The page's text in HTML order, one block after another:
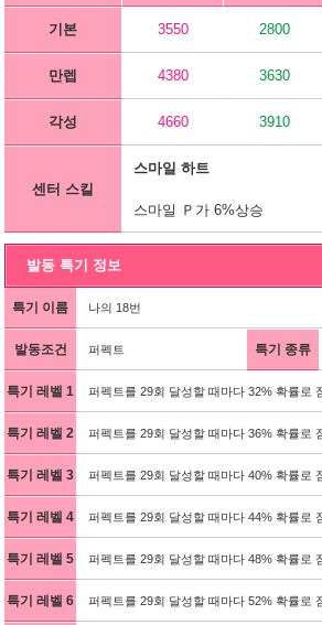
기본 3550 2800
만렙 4380 3630
각성 4660 3910
센터 스킬
스마일 하트
스마일 Ｐ가 6%상승
발동 특기 정보
특기 이름 나의 18번
발동조건 퍼펙트 특기 종류
특기 레벨 1 퍼펙트를 29회 달성할 때마다 32% 확률로
특기 레벨 2 퍼펙트를 29회 달성할 때마다 36% 확률로
특기 레벨 3 퍼펙트를 29회 달성할 때마다 40% 확률로
특기 레벨 4 퍼펙트를 29회 달성할 때마다 44% 확률로
특기 레벨 5 퍼펙트를 29회 달성할 때마다 48% 확률로
특기 레벨 6 퍼펙트를 29회 달성할 때마다 52% 확률로